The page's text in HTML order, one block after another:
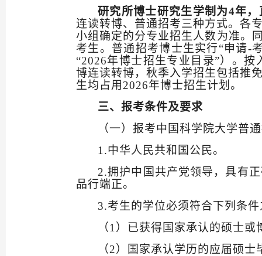
研究所博士研究生学制为4年，
连读转博、普通招考三种方式。各
小组确定的分专业招生人数为准。
考生。普通招考博士生实行“申请-
“2026年博士招生专业目录”）。按
博连读转博，秋季入学招生包括推
生均占用 2026年博士招生计划。
三、报考条件及要求
（一）报考中国科学院大学普
1.中华人民共和国公民。
2.拥护中国共产党领导 ，具有
品行端正。
3.考生的学位必须符合下列条
（1 ）已获得国家承认的硕士或
（2）国家承认学历的应届硕士